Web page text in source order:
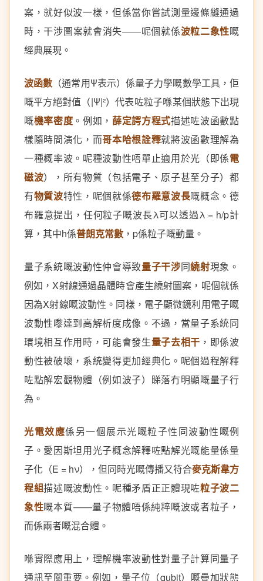
案，就好似波一樣，但係當你嘗試測量邊條縫通過
時，干涉圖案就會消失——呢個就係波粒二象性嘅
經典展現。
波函數 （通常用Ψ表示）係量子力學嘅數學工具，佢
嘅平方絕對值（|Ψ|²）代表咗粒子喺某個狀態下出現
嘅機率密度 。例如，薛定諤方程式描述咗波函數點
樣隨時間演化，而哥本哈根詮釋就將波函數理解為
一種概率波。呢種波動性唔單止適用於光（即係電
磁波），所有物質（包括電子、原子甚至分子）都
有物質波特性，呢個就係德布羅意波長嘅概念。德
布羅意提出，任何粒子嘅波長λ可以透過λ = h/p計
算，其中h係普朗克常數 ，p係粒子嘅動量。
量子系統嘅波動性仲會導致量子干涉同繞射現象。
例如，X射線通過晶體時會產生繞射圖案，呢個就係
因為X射線嘅波動性。同樣，電子顯微鏡利用電子嘅
波動性嚟達到高解析度成像。不過，當量子系統同
環境相互作用時，可能會發生量子去相干 ，即係波
動性被破壞，系統變得更加經典化。呢個過程解釋
咗點解宏觀物體（例如波子）睇落冇明顯嘅量子行
為。
光電效應係另一個展示光嘅粒子性同波動性嘅例
子。愛因斯坦用光子概念解釋咗點解光嘅能量係量
子化（E = hν），但同時光嘅傳播又符合麥克斯韋方
程組描述嘅波動性。呢種矛盾正正體現咗粒子波二
象性嘅本質——量子物體唔係純粹嘅波或者粒子，
而係兩者嘅混合體。
喺實際應用上，理解機率波動性對量子計算同量子
通訊至關重要。例如，量子位（qubit）嘅疊加狀態